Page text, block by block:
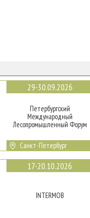
29-30.09.2026
Петербургский
Международный
Лесопромышленный Форум
Санкт-Петербург
17-20.10.2026
INTERMOB